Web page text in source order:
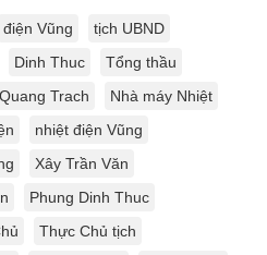
điện Vũng
tịch UBND
Dinh Thuc
Tổng thầu
Quang Trach
Nhà máy Nhiệt
nhiệt điện Vũng
Xây Trần Văn
Phung Dinh Thuc
Thực Chủ tịch